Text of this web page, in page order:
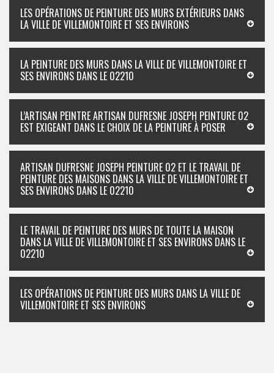
LES OPÉRATIONS DE PEINTURE DES MURS EXTÉRIEURS DANS
LA VILLE DE VILLEMONTOIRE ET SES ENVIRONS
LA PEINTURE DES MURS DANS LA VILLE DE VILLEMONTOIRE ET
SES ENVIRONS DANS LE 02210
L’ARTISAN PEINTRE ARTISAN DUFRESNE JOSEPH PEINTURE 02
EST EXIGEANT DANS LE CHOIX DE LA PEINTURE À POSER
ARTISAN DUFRESNE JOSEPH PEINTURE 02 ET LE TRAVAIL DE
PEINTURE DES MAISONS DANS LA VILLE DE VILLEMONTOIRE ET
SES ENVIRONS DANS LE 02210
LE TRAVAIL DE PEINTURE DES MURS DE TOUTE LA MAISON
DANS LA VILLE DE VILLEMONTOIRE ET SES ENVIRONS DANS LE
02210
LES OPÉRATIONS DE PEINTURE DES MURS DANS LA VILLE DE
VILLEMONTOIRE ET SES ENVIRONS